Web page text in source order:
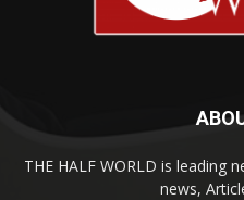
THE HALF WORLD is leading
news,